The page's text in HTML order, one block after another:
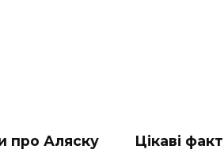
про Аляску Цікаві